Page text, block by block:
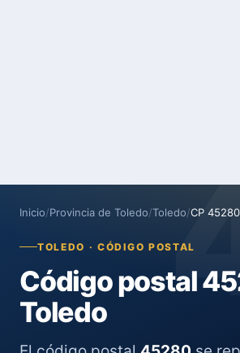
Inicio/Provincia de Toledo/Toledo/CP 45280
TOLEDO · CÓDIGO POSTAL
Código postal
Toledo